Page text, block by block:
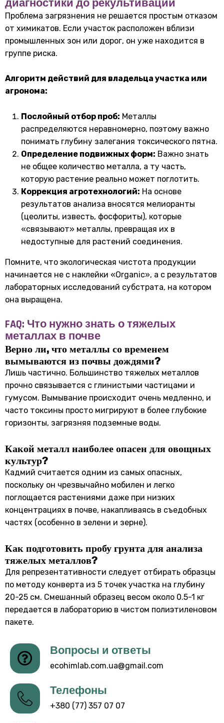
диагностики до рекультивации
Проблема загрязнения не решается простым отказом
от химикатов. Если участок расположен вблизи
промышленных зон или дорог, он уже находится в
группе риска.
Алгоритм действий для владельца участка или
агронома:
Послойный отбор проб: Металлы
распределяются неравномерно, поэтому важно
понимать глубину залегания токсического пятна.
Определение подвижных форм: Важно знать
не общее количество металла, а ту часть,
которую растение реально может поглотить.
Коррекция агротехнологий: На основе
результатов анализа вносятся мелиоранты
(цеолиты, известь, фосфориты), которые
«связывают» металлы, превращая их в
недоступные для растений соединения.
Помните, что экологическая чистота продукции
начинается не с наклейки «Organic», а с результатов
лабораторных исследований субстрата, на котором
она выращена.
FAQ: Что нужно знать о тяжелых
металлах в почве
Верно ли, что металлы со временем
вымываются из почвы дождями?
Лишь частично. Большинство тяжелых металлов
прочно связывается с глинистыми частицами и
гумусом. Вымывание происходит очень медленно, и
часто токсины просто мигрируют в более глубокие
горизонты, загрязняя подземные воды.
Какой металл наиболее опасен для овощных
культур?
Кадмий считается одним из самых опасных,
поскольку он чрезвычайно мобилен и легко
поглощается растениями даже при низких
концентрациях в почве, накапливаясь в съедобных
частях (особенно в зелени и зерне).
Как подготовить пробу грунта для анализа
тяжелых металлов?
Для репрезентативности следует отбирать образцы
по методу конверта из 5 точек участка на глубину
20-25 см. Смешанный образец весом около 0.5-1 кг
передается в лабораторию в чистом полиэтиленовом
пакете.
Вопросы и ответы
ecohimlab.com.ua@gmail.com
Телефоны
+380 (77) 357 07 07